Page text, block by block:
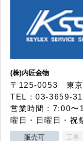
(株)内匠金物
〒125-0053 東京
TEL：03-3659-
営業時間：7:00〜
曜日・日曜日・祝
販売可 工事